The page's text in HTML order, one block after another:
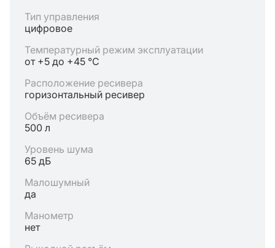
Тип управления
цифровое
Температурный режим эксплуатации
от +5 до +45 °C
Расположение ресивера
горизонтальный ресивер
Объём ресивера
500 л
Уровень шума
65 дБ
Малошумный
да
Манометр
нет